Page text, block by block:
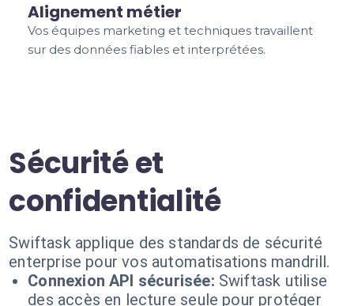
Alignement métier
Vos équipes marketing et techniques travaillent
sur des données fiables et interprétées.
Sécurité et
confidentialité
Swiftask applique des standards de sécurité
enterprise pour vos automatisations mandrill.
Connexion API sécurisée: Swiftask utilise
des accès en lecture seule pour protéger